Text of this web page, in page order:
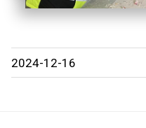
2024-12-16